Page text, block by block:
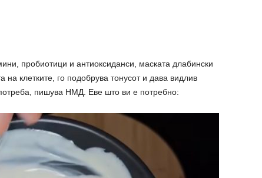
пробиотици и антиоксиданси, маската длабински
на клетките, го подобрува тонусот и дава видлив
пишува НМД. Еве што ви е потребно: